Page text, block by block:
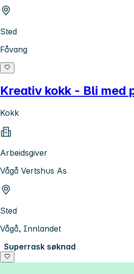
Sted
Fåvang
Kreativ kokk - Bli med
Kokk
Arbeidsgiver
Vågå Vertshus As
Sted
Vågå, Innlandet
Superrask søknad